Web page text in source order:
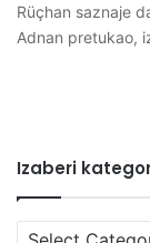
Rüçhan saznaje
Adnan pretukao,
Izaberi
Izaberi